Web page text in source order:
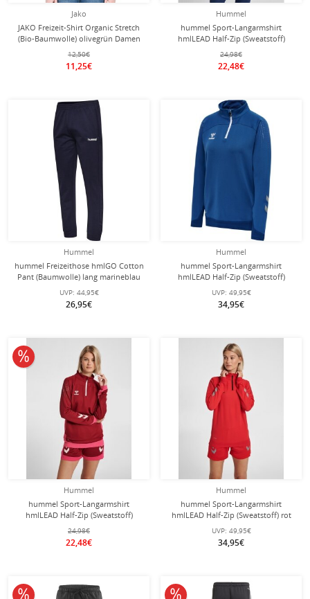
Jako
JAKO Freizeit-Shirt Organic Stretch
(Bio-Baumwolle) olivegrün Damen
12,50€
11,25€
Hummel
hummel Sport-Langarmshirt
hmlLEAD Half-Zip (Sweatstoff)
denimblau Damen
24,98€
22,48€
Hummel
hummel Freizeithose hmlGO Cotton
Pant (Baumwolle) lang marineblau
Herren
UVP: 44,95€
26,95€
Hummel
hummel Sport-Langarmshirt
hmlLEAD Half-Zip (Sweatstoff)
dunkelblau Damen
UVP: 49,95€
34,95€
Hummel
hummel Sport-Langarmshirt
hmlLEAD Half-Zip (Sweatstoff)
bordeaux/rot Damen
24,98€
22,48€
10% reduziert
Hummel
hummel Sport-Langarmshirt
hmlLEAD Half-Zip (Sweatstoff) rot
Damen
UVP: 49,95€
34,95€
10% reduziert 10% reduziert